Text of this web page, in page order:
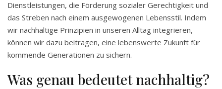
Dienstleistungen, die Förderung sozialer Gerechtigkeit und
das Streben nach einem ausgewogenen Lebensstil. Indem
wir nachhaltige Prinzipien in unseren Alltag integrieren,
können wir dazu beitragen, eine lebenswerte Zukunft für
kommende Generationen zu sichern.
Was genau bedeutet nachhaltig?